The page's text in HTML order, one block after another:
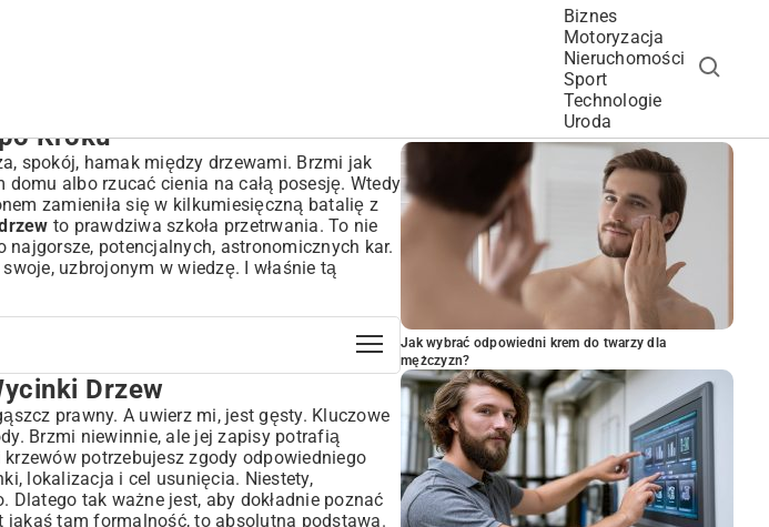
Biznes
Motoryzacja
Nieruchomości
Sport
Technologie
Uroda
Kroku
spokój, hamak między drzewami. Brzmi jak
albo rzucać cienia na całą posesję. Wtedy
zamieniła się w kilkumiesięczną batalię z
to prawdziwa szkoła przetrwania. To nie
najgorsze, potencjalnych, astronomicznych kar.
uzbrojonym w wiedzę. I właśnie tą
Drzew
prawny. A uwierz mi, jest gęsty. Kluczowe
Brzmi niewinnie, ale jej zapisy potrafią
potrzebujesz zgody odpowiedniego
lokalizacja i cel usunięcia. Niestety,
tak ważne jest, aby dokładnie poznać
jakaś tam formalność, to absolutna podstawa.
POPULARNE ARTYKUŁY
Jak wybrać odpowiedni krem do twarzy dla
mężczyzn?